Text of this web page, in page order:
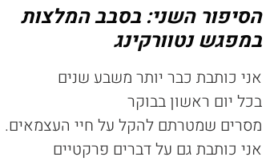
הסיפור השני: בסבב המלצות
במפגש נטוורקינג
אני כותבת כבר יותר משבע שנים
בכל יום ראשון בבוקר
מסרים שמטרתם להקל על חיי העצמאים.
אני כותבת גם על דברים פרקטיים